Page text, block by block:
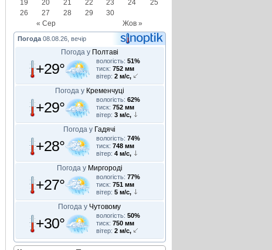
« Сер Жов »
19
20 21 22 23 24
25
26
27 28 29 30
Погода 08.08.26, вечір
Погода у Полтаві
+29° вологість: 51%
тиск: 752 мм
вітер: 2 м/с,
Погода у Кременчуці
+29° вологість: 62%
тиск: 752 мм
вітер: 3 м/с,
Погода у Гадячі
+28° вологість: 74%
тиск: 748 мм
вітер: 4 м/с,
Погода у Миргороді
+27° вологість: 77%
тиск: 751 мм
вітер: 5 м/с,
Погода у Чутовому
+30° вологість: 50%
тиск: 750 мм
вітер: 2 м/с,